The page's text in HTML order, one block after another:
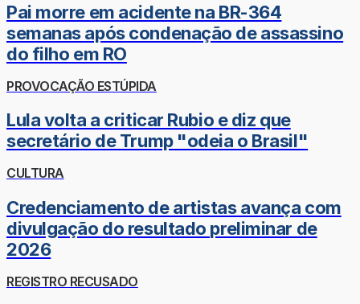
Pai morre em acidente na BR-364
semanas após condenação de assassino
do filho em RO
PROVOCAÇÃO ESTÚPIDA
Lula volta a criticar Rubio e diz que
secretário de Trump "odeia o Brasil"
CULTURA
Credenciamento de artistas avança com
divulgação do resultado preliminar de
2026
REGISTRO RECUSADO